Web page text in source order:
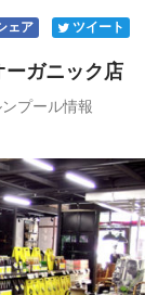
ェア ツイート
ーガニック店
プール情報